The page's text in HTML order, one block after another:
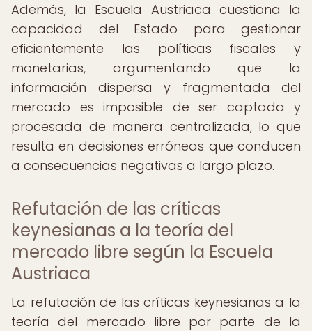
Además, la Escuela Austriaca cuestiona la
capacidad del Estado para gestionar
eficientemente las políticas fiscales y
monetarias, argumentando que la
información dispersa y fragmentada del
mercado es imposible de ser captada y
procesada de manera centralizada, lo que
resulta en decisiones erróneas que conducen
a consecuencias negativas a largo plazo.
Refutación de las críticas
keynesianas a la teoría del
mercado libre según la Escuela
Austriaca
La refutación de las críticas keynesianas a la
teoría del mercado libre por parte de la